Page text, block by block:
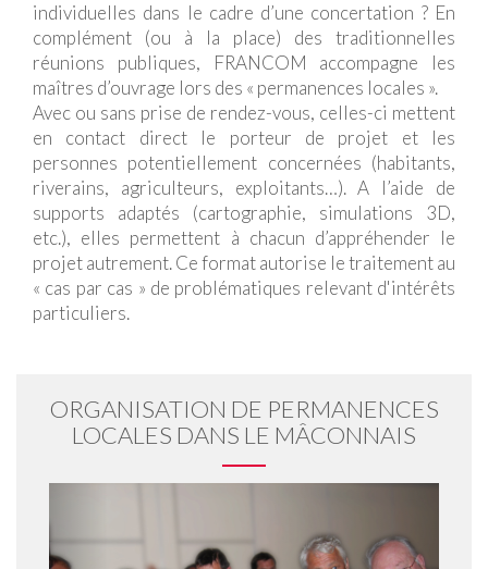
individuelles dans le cadre d’une concertation ? En
complément (ou à la place) des traditionnelles
réunions publiques, FRANCOM accompagne les
maîtres d’ouvrage lors des « permanences locales ».
Avec ou sans prise de rendez-vous, celles-ci mettent
en contact direct le porteur de projet et les
personnes potentiellement concernées (habitants,
riverains, agriculteurs, exploitants…). A l’aide de
supports adaptés (cartographie, simulations 3D,
etc.), elles permettent à chacun d’appréhender le
projet autrement. Ce format autorise le traitement au
« cas par cas » de problématiques relevant d'intérêts
particuliers.
ORGANISATION DE PERMANENCES
LOCALES DANS LE MÂCONNAIS